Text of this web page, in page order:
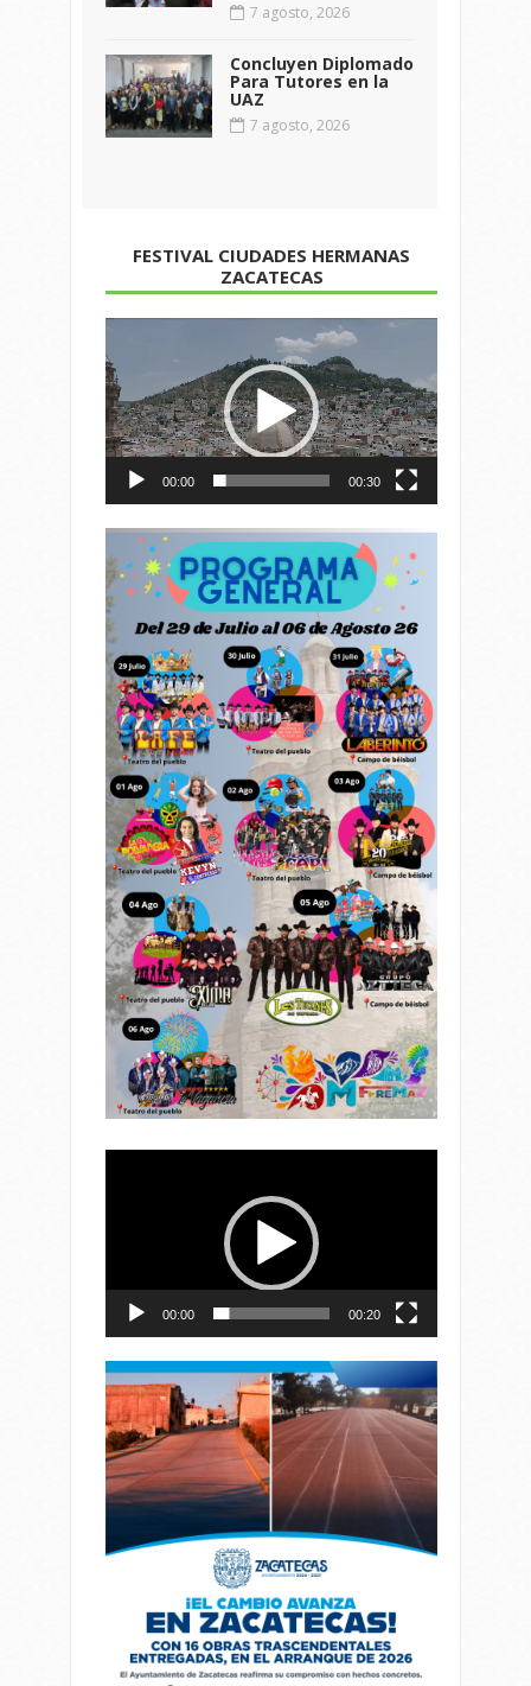
7 agosto, 2026
Concluyen Diplomado
Para Tutores en la
UAZ
7 agosto, 2026
FESTIVAL CIUDADES HERMANAS
ZACATECAS
de
vídeo
00:00 00:30
00:00 00:20